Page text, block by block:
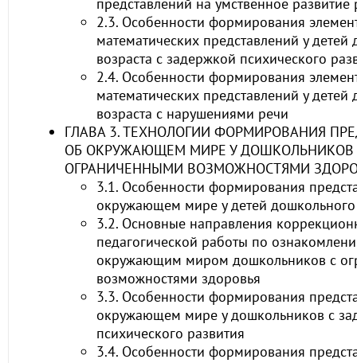
2.3. Особенности формирования
математических представлений у детей
возраста с задержкой психического
2.4. Особенности формирования
математических представлений у детей
возраста с нарушениями речи
ГЛАВА 3. ТЕХНОЛОГИИ ФОРМИРОВАНИЯ
ОБ ОКРУЖАЮЩЕМ МИРЕ У ДОШКОЛЬНИКОВ
ОГРАНИЧЕННЫМИ ВОЗМОЖНОСТЯМИ
3.1. Особенности формирования
окружающем мире у детей дошкольного
3.2. Основные направления
педагогической работы по
окружающим миром дошкольников с
возможностями здоровья
3.3. Особенности формирования
окружающем мире у дошкольников с
психического развития
3.4. Особенности формирования